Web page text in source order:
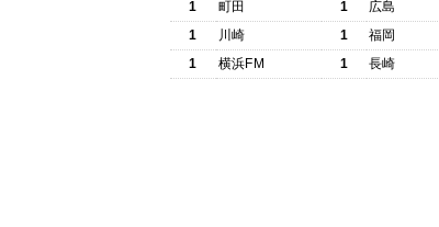
1
町田 1
広島
1
川崎 1
福岡
1
横浜FM 1 長崎